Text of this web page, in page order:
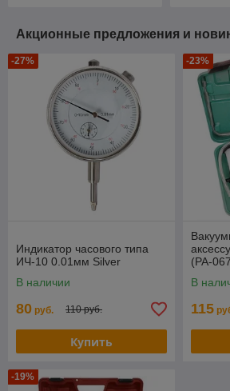
Акционные предложения и
-27%
Индикатор часового типа
ИЧ-10 0.01мм Silver
В наличии
80 руб. 110 руб.
Купить
-23%
(PA-
В
115
-19%